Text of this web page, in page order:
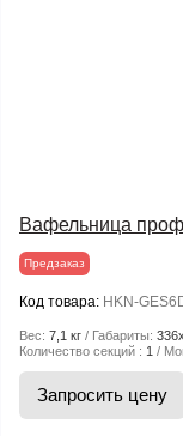
Вафельница
Предзаказ
Код товара: HKN-
Вес: 7,1 кг Габариты:
Количество секций : 1
Запросить цену